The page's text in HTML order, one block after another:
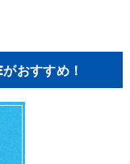
おすすめ！